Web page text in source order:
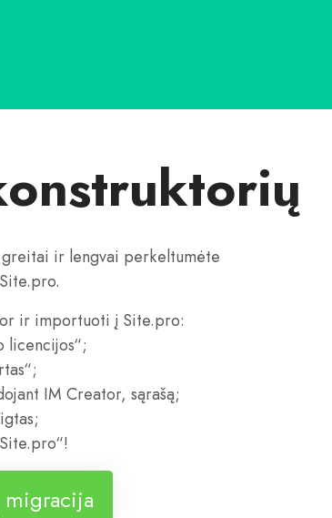
ir lengvai perkeltumėte
ir importuoti į Site.pro:
licencijos“;
IM Creator, sąrašą;
migracija